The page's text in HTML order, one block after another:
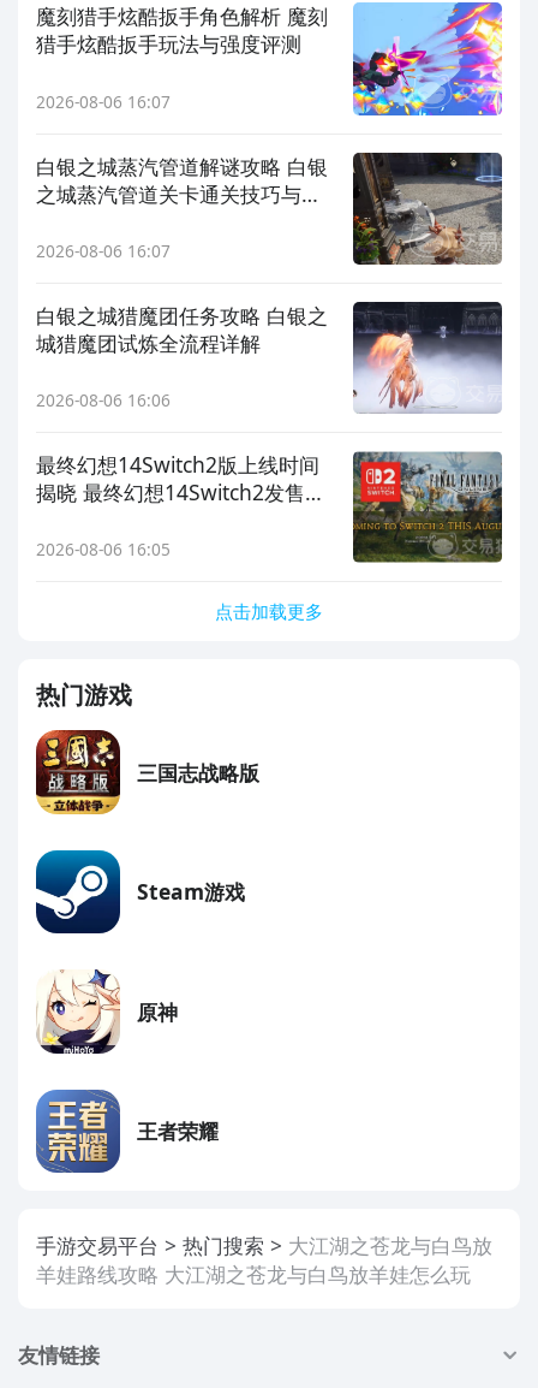
魔刻猎手炫酷扳手角色解析 魔刻
猎手炫酷扳手玩法与强度评测
2026-08-06 16:07
白银之城蒸汽管道解谜攻略 白银
之城蒸汽管道关卡通关技巧与线
2026-08-06 16:07
白银之城猎魔团任务攻略 白银之
城猎魔团试炼全流程详解
2026-08-06 16:06
最终幻想14Switch2版上线时间
揭晓 最终幻想14Switch2发售日
2026-08-06 16:05
点击加载更多
热门游戏
三国志战略版
Steam游戏
原神
王者荣耀
手游交易平台 热门搜索
大江湖之苍龙与白鸟放
羊娃路线攻略 大江湖之苍龙与白鸟放羊娃怎么玩
友情链接